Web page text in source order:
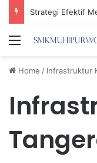
Menu
Home / Infrastruktur